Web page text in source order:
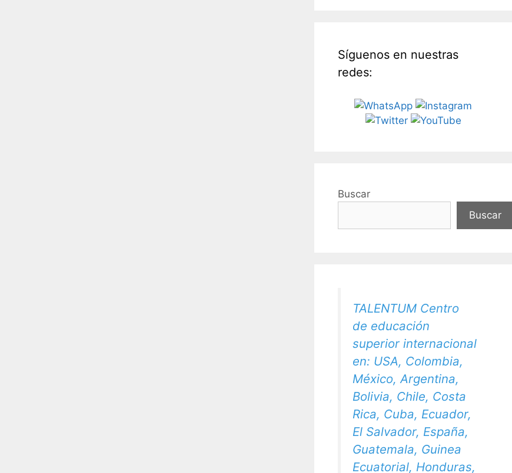
Síguenos en nuestras
redes:
Buscar
Buscar
TALENTUM Centro
de educación
superior internacional
en: USA, Colombia,
México, Argentina,
Bolivia, Chile, Costa
Rica, Cuba, Ecuador,
El Salvador, España,
Guatemala, Guinea
Ecuatorial, Honduras,